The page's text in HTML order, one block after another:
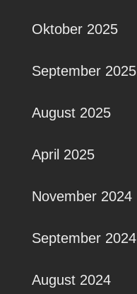
Oktober 2025
September 2025
August 2025
April 2025
November 2024
September 2024
August 2024